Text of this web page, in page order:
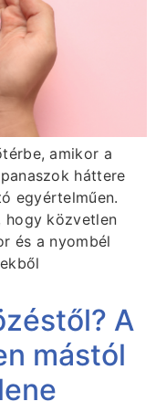
amikor a
háttere
egyértelműen.
hogy közvetlen
és a nyombél
A
mástól